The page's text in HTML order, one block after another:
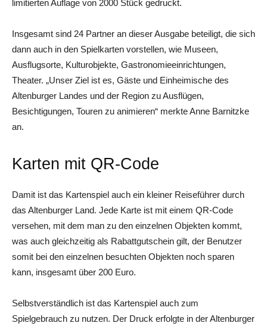
limitierten Auflage von 2000 Stück gedruckt.
Insgesamt sind 24 Partner an dieser Ausgabe beteiligt, die sich
dann auch in den Spielkarten vorstellen, wie Museen,
Ausflugsorte, Kulturobjekte, Gastronomieeinrichtungen,
Theater. „Unser Ziel ist es, Gäste und Einheimische des
Altenburger Landes und der Region zu Ausflügen,
Besichtigungen, Touren zu animieren“ merkte Anne Barnitzke
an.
Karten mit QR-Code
Damit ist das Kartenspiel auch ein kleiner Reiseführer durch
das Altenburger Land. Jede Karte ist mit einem QR-Code
versehen, mit dem man zu den einzelnen Objekten kommt,
was auch gleichzeitig als Rabattgutschein gilt, der Benutzer
somit bei den einzelnen besuchten Objekten noch sparen
kann, insgesamt über 200 Euro.
Selbstverständlich ist das Kartenspiel auch zum
Spielgebrauch zu nutzen. Der Druck erfolgte in der Altenburger